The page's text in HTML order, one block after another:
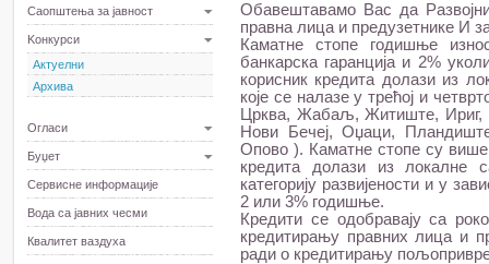
Саопштења за јавност
Kонкурси
Актуелни
Архива
Огласи
Буџет
Сервисне информације
Вода са јавних чесми
Квалитет ваздуха
Обавештавамо Вас да
правна лица и предузетнике И
Каматне стопе годишње
банкарска гаранција и 2%
корисник кредита долази из
које се налазе у трећој и
Црква, Жабаљ, Житиште,
Нови Бечеј, Оџаци,
Опово ). Каматне стопе су више
кредита долази из локалне
категорију развијености и у
2 или 3% годишње.
Кредити се одобравају са
кредитирању правних лица и
ради о кредитирању